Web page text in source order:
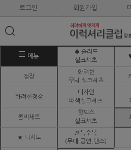
로그인 회원가입
메뉴
♠ 솔리드
실크셔츠
정장
화려한
무늬 실크셔츠
화려한정장
디자인
배색실크셔츠
콤비세트
핫픽스
실크셔츠
★ 턱시도
♬ 특수복
(무대.공연,댄스)